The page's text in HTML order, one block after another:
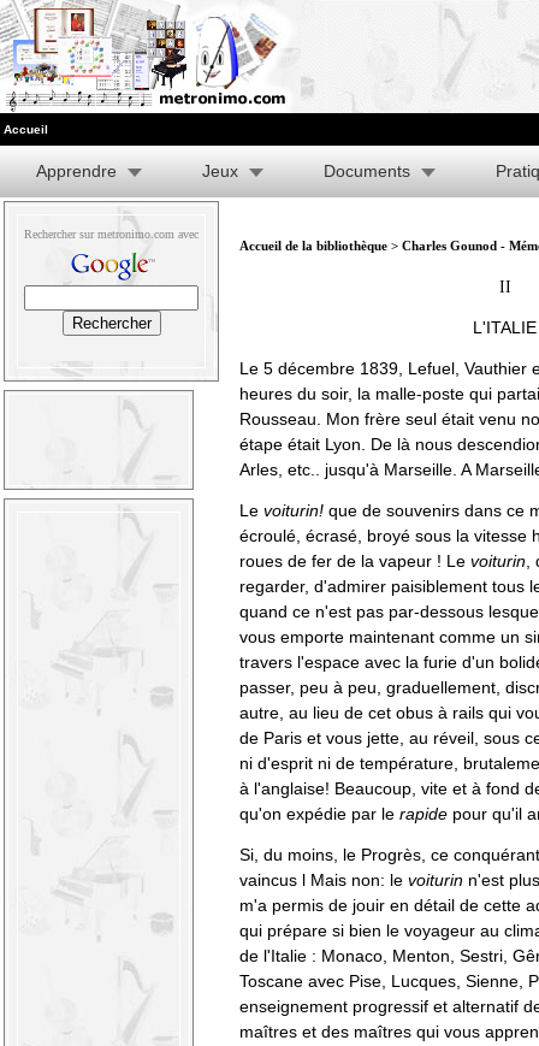
Accueil
Apprendre Jeux Documents
Rechercher sur metronimo.com avec
Accueil de la bibliothèque > Charles Gounod -
II
L'ITALIE
Le 5 décembre 1839, Lefuel, Vauthier
heures du soir, la malle-poste qui
Rousseau. Mon frère seul était venu
étape était Lyon. De là nous
Arles, etc.. jusqu'à Marseille. A
Le voiturin! que de souvenirs dans ce
écroulé, écrasé, broyé sous la vitesse
roues de fer de la vapeur ! Le voiturin
regarder, d'admirer paisiblement tous
quand ce n'est pas par-dessous
vous emporte maintenant comme un
travers l'espace avec la furie d'un
passer, peu à peu, graduellement,
autre, au lieu de cet obus à rails qui
de Paris et vous jette, au réveil, sous
ni d'esprit ni de température,
à l'anglaise! Beaucoup, vite et à fond
qu'on expédie par le rapide pour qu'il
Si, du moins, le Progrès, ce
vaincus l Mais non: le voiturin n'est
m'a permis de jouir en détail de cette
qui prépare si bien le voyageur au
de l'Italie : Monaco, Menton, Sestri,
Toscane avec Pise, Lucques, Sienne,
enseignement progressif et alternatif
maîtres et des maîtres qui vous